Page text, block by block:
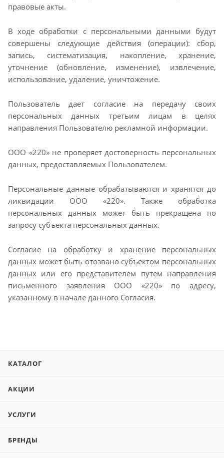
правовые акты.
В ходе обработки с персональными данными будут
совершены следующие действия (операции): сбор,
запись, систематизация, накопление, хранение,
уточнение (обновление, изменение), извлечение,
использование, удаление, уничтожение.
Пользователь дает согласие на передачу своих
персональных данных третьим лицам в целях
направления Пользователю рекламной информации.
ООО «220» не проверяет достоверность персональных
данных, предоставляемых Пользователем.
Персональные данные обрабатываются и хранятся до
ликвидации ООО «220». Также обработка
персональных данных может быть прекращена по
запросу субъекта персональных данных.
Согласие на обработку и хранение персональных
данных может быть отозвано субъектом персональных
данных или его представителем путем направления
письменного заявления ООО «220» по адресу,
указанному в начале данного Согласия.
КАТАЛОГ
АКЦИИ
УСЛУГИ
БРЕНДЫ